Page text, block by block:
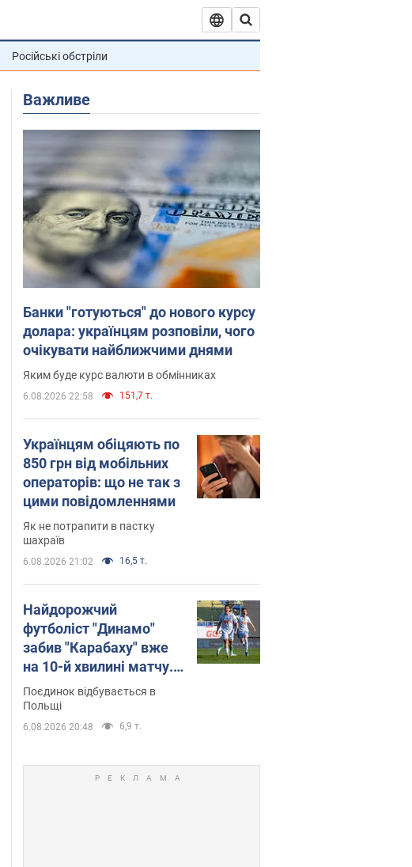
Російські обстріли
Важливе
Банки "готуються" до нового курсу
долара: українцям розповіли, чого
очікувати найближчими днями
Яким буде курс валюти в обмінниках
6.08.2026 22:58 151,7 т.
Українцям обіцяють по
850 грн від мобільних
операторів: що не так з
цими повідомленнями
Як не потрапити в пастку
шахраїв
6.08.2026 21:02 16,5 т.
Найдорожчий
футболіст "Динамо"
забив "Карабаху" вже
на 10-й хвилині матчу.
Відео
Поєдинок відбувається в
Польщі
6.08.2026 20:48 6,9 т.